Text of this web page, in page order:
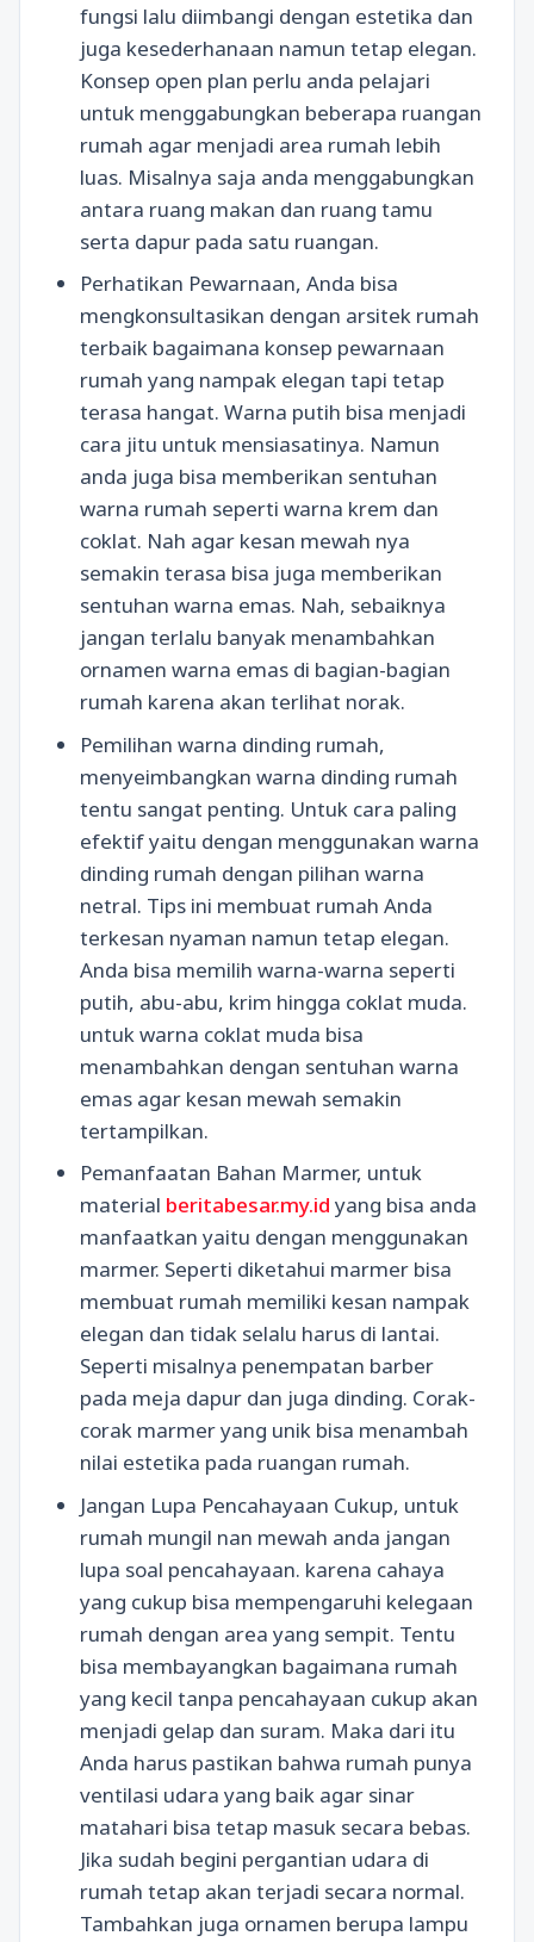
fungsi lalu diimbangi dengan estetika dan
juga kesederhanaan namun tetap elegan.
Konsep open plan perlu anda pelajari
untuk menggabungkan beberapa ruangan
rumah agar menjadi area rumah lebih
luas. Misalnya saja anda menggabungkan
antara ruang makan dan ruang tamu
serta dapur pada satu ruangan.
Perhatikan Pewarnaan, Anda bisa
mengkonsultasikan dengan arsitek rumah
terbaik bagaimana konsep pewarnaan
rumah yang nampak elegan tapi tetap
terasa hangat. Warna putih bisa menjadi
cara jitu untuk mensiasatinya. Namun
anda juga bisa memberikan sentuhan
warna rumah seperti warna krem dan
coklat. Nah agar kesan mewah nya
semakin terasa bisa juga memberikan
sentuhan warna emas. Nah, sebaiknya
jangan terlalu banyak menambahkan
ornamen warna emas di bagian-bagian
rumah karena akan terlihat norak.
Pemilihan warna dinding rumah,
menyeimbangkan warna dinding rumah
tentu sangat penting. Untuk cara paling
efektif yaitu dengan menggunakan warna
dinding rumah dengan pilihan warna
netral. Tips ini membuat rumah Anda
terkesan nyaman namun tetap elegan.
Anda bisa memilih warna-warna seperti
putih, abu-abu, krim hingga coklat muda.
untuk warna coklat muda bisa
menambahkan dengan sentuhan warna
emas agar kesan mewah semakin
tertampilkan.
Pemanfaatan Bahan Marmer, untuk
material beritabesar.my.id yang bisa anda
manfaatkan yaitu dengan menggunakan
marmer. Seperti diketahui marmer bisa
membuat rumah memiliki kesan nampak
elegan dan tidak selalu harus di lantai.
Seperti misalnya penempatan barber
pada meja dapur dan juga dinding. Corak-
corak marmer yang unik bisa menambah
nilai estetika pada ruangan rumah.
Jangan Lupa Pencahayaan Cukup, untuk
rumah mungil nan mewah anda jangan
lupa soal pencahayaan. karena cahaya
yang cukup bisa mempengaruhi kelegaan
rumah dengan area yang sempit. Tentu
bisa membayangkan bagaimana rumah
yang kecil tanpa pencahayaan cukup akan
menjadi gelap dan suram. Maka dari itu
Anda harus pastikan bahwa rumah punya
ventilasi udara yang baik agar sinar
matahari bisa tetap masuk secara bebas.
Jika sudah begini pergantian udara di
rumah tetap akan terjadi secara normal.
Tambahkan juga ornamen berupa lampu